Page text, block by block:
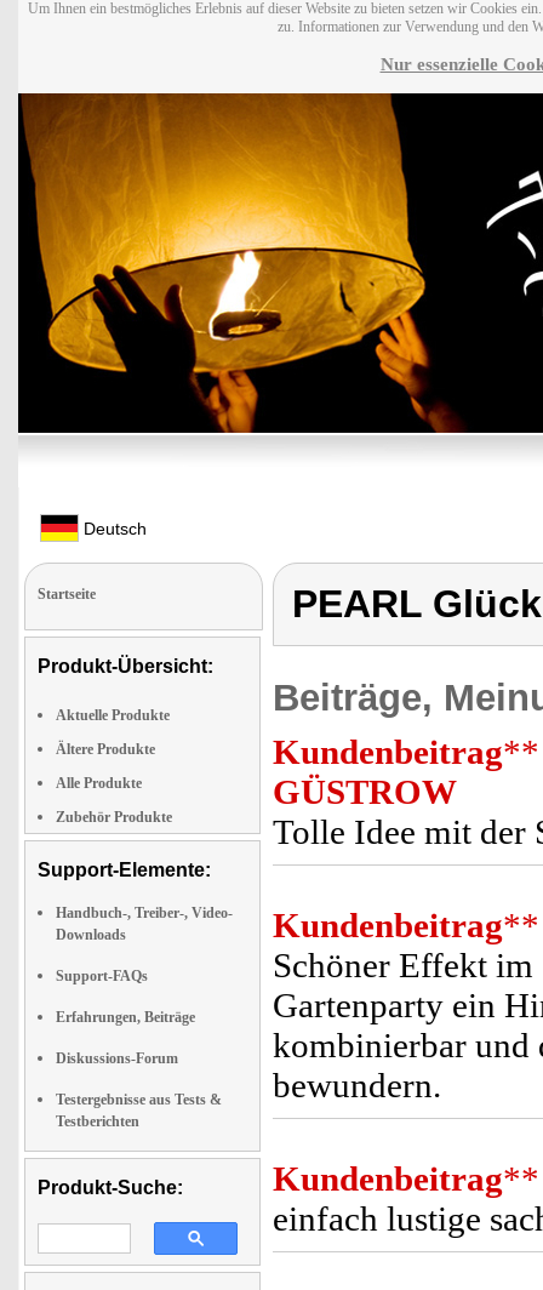
Um Ihnen ein bestmögliches Erlebnis auf dieser Website zu bieten setzen wir Cookies
zu. Informationen zur Verwendung und den
Nur essenzielle
Deutsch
Startseite
Produkt-Übersicht:
Aktuelle Produkte
Ältere Produkte
Alle Produkte
Zubehör Produkte
Support-Elemente:
Handbuch-, Treiber-, Video-
Downloads
Support-FAQs
Erfahrungen, Beiträge
Diskussions-Forum
Testergebnisse aus Tests &
Testberichten
Produkt-Suche:
PEARL
Beiträge,
Kundenbeitrag**
GÜSTROW
Tolle Idee mit der
Kundenbeitrag**
Schöner Effekt
Gartenparty ein
kombinierbar und
bewundern.
Kundenbeitrag**
einfach lustige